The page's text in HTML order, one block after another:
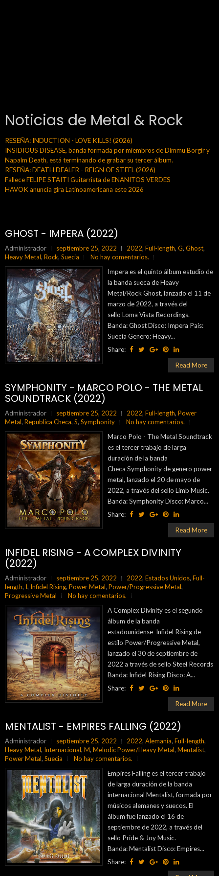
Noticias de Metal & Rock
RESEÑA: INDUCTION - LOVE KILLS! (2026)
INSIDIOUS DISEASE, banda formada por miembros de Dimmu Borgir y
Napalm Death, está terminando de grabar su tercer álbum.
RESEÑA: DEATH DEALER - REIGN OF STEEL (2026)
Fallece FELIPE STAITI Guitarrista de ENANITOS VERDES
HAVOK anuncia gira Latinoamericana este 2026
GHOST - IMPERA (2022)
Administrador septiembre 25, 2022 2022, Full-length, G, Ghost,
Heavy Metal, Rock, Suecia
No hay comentarios.
Impera es el quinto álbum estudio de
la banda sueca de Heavy
Metal/Rock Ghost, lanzado el 11 de
marzo de 2022, a través del
sello Loma Vista Recordings.
Banda: Ghost Disco: Impera País:
Suecia Genero: Heavy...
Share:
Read More
SYMPHONITY - MARCO POLO - THE METAL
SOUNDTRACK (2022)
Administrador septiembre 25, 2022 2022, Full-length, Power
Metal, Republica Checa, S, Symphonity
No hay comentarios.
Marco Polo - The Metal Soundtrack
es el tercer trabajo de larga
duración de la banda
Checa Symphonity de genero power
metal, lanzado el 20 de mayo de
2022, a través del sello Limb Music.
Banda: Symphonity Disco: Marco...
Share:
Read More
INFIDEL RISING - A COMPLEX DIVINITY
(2022)
Administrador septiembre 25, 2022 2022, Estados Unidos, Full-
length, I, Infidel Rising, Power Metal, Power/Progressive Metal,
Progressive Metal
No hay comentarios.
A Complex Divinity es el segundo
álbum de la banda
estadounidense Infidel Rising de
estilo Power/Progressive Metal,
lanzado el 30 de septiembre de
2022 a través de sello Steel Records
Banda: Infidel Rising Disco: A...
Share:
Read More
MENTALIST - EMPIRES FALLING (2022)
Administrador septiembre 25, 2022 2022, Alemania, Full-length,
Heavy Metal, Internacional, M, Melodic Power/Heavy Metal, Mentalist,
Power Metal, Suecia
No hay comentarios.
Empires Falling es el tercer trabajo
de larga duración de la banda
internacional Mentalist, formada por
músicos alemanes y suecos. El
álbum fue lanzado el 16 de
septiembre de 2022, a través del
sello Pride & Joy Music.
Banda: Mentalist Disco: Empires...
Share: